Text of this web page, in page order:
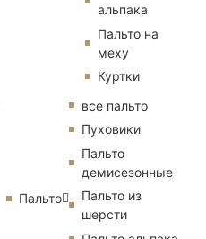
альпака
Пальто на
меху
Куртки
Пальто
все пальто
Пуховики
Пальто
демисезонные
Пальто из
шерсти